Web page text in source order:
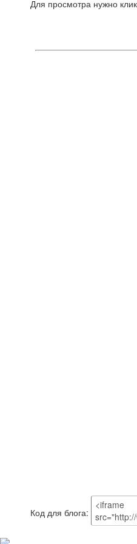
Для просмотра нужно
Код для блога: